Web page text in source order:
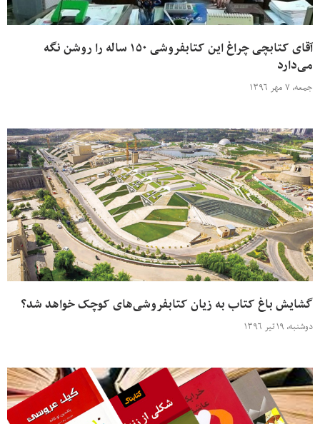
آقای کتابچی چراغ این کتابفروشی ۱۵۰ ساله را روشن نگه
می‌دارد
جمعه، ۷ مهر ۱۳۹۶
گشایش باغ کتاب به زیان کتابفروشی‌های کوچک خواهد شد؟
دوشنبه، ۱۹ تیر ۱۳۹۶